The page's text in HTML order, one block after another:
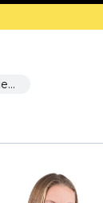
Le festività natalizie 🎉